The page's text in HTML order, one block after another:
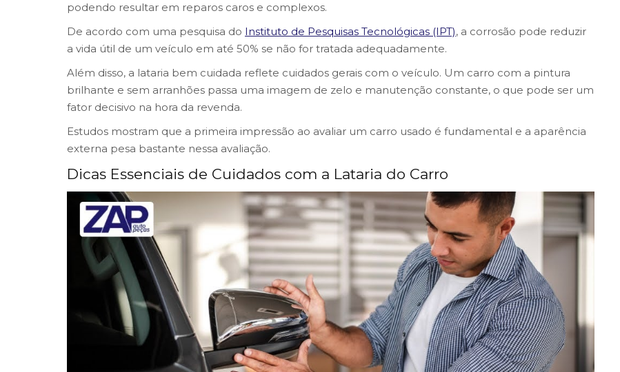
podendo resultar em reparos caros e complexos.
De acordo com uma pesquisa do Instituto de Pesquisas Tecnológicas (IPT), a corrosão pode reduzir
a vida útil de um veículo em até 50% se não for tratada adequadamente.
Além disso, a lataria bem cuidada reflete cuidados gerais com o veículo. Um carro com a pintura
brilhante e sem arranhões passa uma imagem de zelo e manutenção constante, o que pode ser um
fator decisivo na hora da revenda.
Estudos mostram que a primeira impressão ao avaliar um carro usado é fundamental e a aparência
externa pesa bastante nessa avaliação.
Dicas Essenciais de Cuidados com a Lataria do Carro